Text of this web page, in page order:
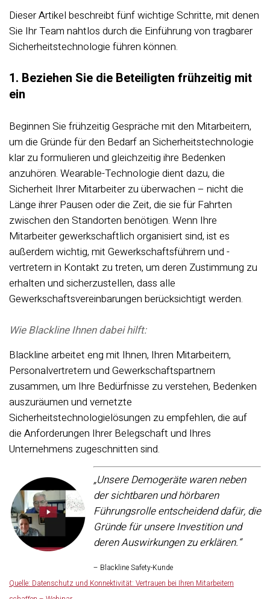
Dieser Artikel beschreibt fünf wichtige Schritte, mit denen
Sie Ihr Team nahtlos durch die Einführung von tragbarer
Sicherheitstechnologie führen können.
1. Beziehen Sie die Beteiligten frühzeitig mit
ein
Beginnen Sie frühzeitig Gespräche mit den Mitarbeitern,
um die Gründe für den Bedarf an Sicherheitstechnologie
klar zu formulieren und gleichzeitig ihre Bedenken
anzuhören. Wearable-Technologie dient dazu, die
Sicherheit Ihrer Mitarbeiter zu überwachen – nicht die
Länge ihrer Pausen oder die Zeit, die sie für Fahrten
zwischen den Standorten benötigen. Wenn Ihre
Mitarbeiter gewerkschaftlich organisiert sind, ist es
außerdem wichtig, mit Gewerkschaftsführern und -
vertretern in Kontakt zu treten, um deren Zustimmung zu
erhalten und sicherzustellen, dass alle
Gewerkschaftsvereinbarungen berücksichtigt werden.
Wie Blackline Ihnen dabei hilft:
Blackline arbeitet eng mit Ihnen, Ihren Mitarbeitern,
Personalvertretern und Gewerkschaftspartnern
zusammen, um Ihre Bedürfnisse zu verstehen, Bedenken
auszuräumen und vernetzte
Sicherheitstechnologielösungen zu empfehlen, die auf
die Anforderungen Ihrer Belegschaft und Ihres
Unternehmens zugeschnitten sind.
„Unsere Demogeräte waren neben
der sichtbaren und hörbaren
Führungsrolle entscheidend dafür, die
Gründe für unsere Investition und
deren Auswirkungen zu erklären.“
– Blackline Safety-Kunde
Quelle: Datenschutz und Konnektivität: Vertrauen bei Ihren Mitarbeitern